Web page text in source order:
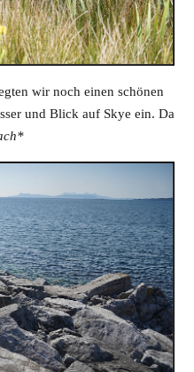
wir noch einen schönen
und Blick auf Skye ein. Da